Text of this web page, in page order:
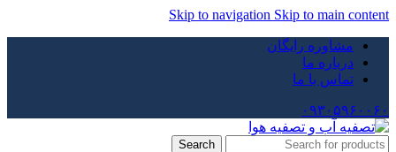
Skip to navigation Skip to main content
مشاوره رایگان
درباره ما
تماس با ما
۰۹۳۰۵۹۶۰۰۶۰
Search